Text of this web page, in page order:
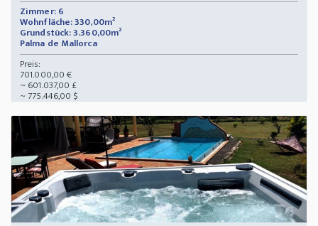
Zimmer: 6
Wohnfläche: 330,00m²
Grundstück: 3.360,00m²
Palma de Mallorca
Preis:
701.000,00 €
~ 601.037,00 £
~ 775.446,00 $